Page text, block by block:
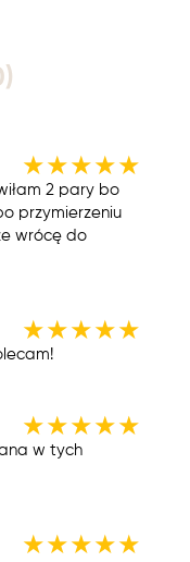
★★★★★
2 pary bo
przymierzeniu
wrócę do
★★★★★
★★★★★
w tych
★★★★★